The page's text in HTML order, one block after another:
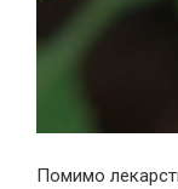
Помимо